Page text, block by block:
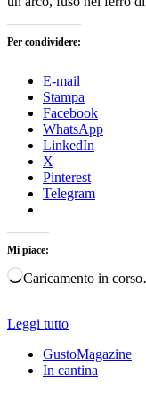
Per condividere:
E-mail
Stampa
Facebook
WhatsApp
LinkedIn
X
Pinterest
Telegram
Mi piace:
Caricamento in
Leggi tutto
GustoMagazine
In cantina